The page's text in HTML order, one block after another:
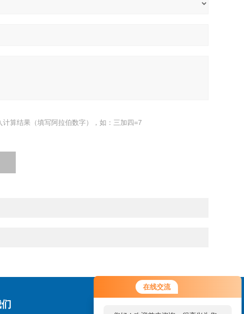
在线交流
计算结果（填写阿拉伯数字），如：三加四=7